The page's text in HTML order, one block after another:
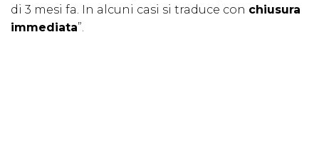
di 3 mesi fa. In alcuni casi si traduce con chiusura
immediata”.